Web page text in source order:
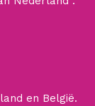
en België.